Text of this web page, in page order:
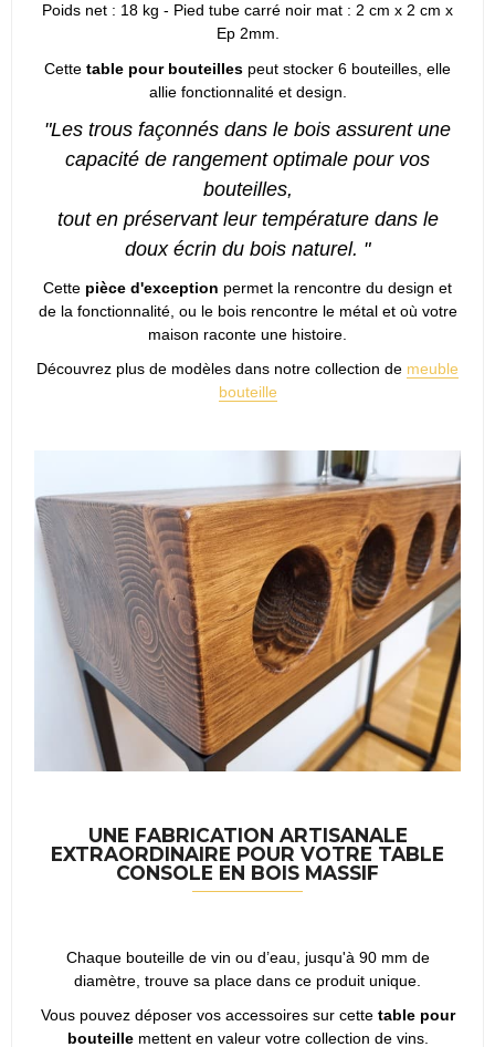
Poids net : 18 kg - Pied tube carré noir mat : 2 cm x 2 cm x
Ep 2mm.
Cette table pour bouteilles peut stocker 6 bouteilles, elle
allie fonctionnalité et design.
"Les trous façonnés dans le bois assurent une
capacité de rangement optimale pour vos
bouteilles,
tout en préservant leur température dans le
doux écrin du bois naturel. "
Cette pièce d'exception permet la rencontre du design et
de la fonctionnalité, ou le bois rencontre le métal et où votre
maison raconte une histoire.
Découvrez plus de modèles dans notre collection de meuble
bouteille
UNE FABRICATION ARTISANALE
EXTRAORDINAIRE POUR VOTRE TABLE
CONSOLE EN BOIS MASSIF
Chaque bouteille de vin ou d’eau, jusqu'à 90 mm de
diamètre, trouve sa place dans ce produit unique.
Vous pouvez déposer vos accessoires sur cette table pour
bouteillemettent en valeur votre collection de vins.